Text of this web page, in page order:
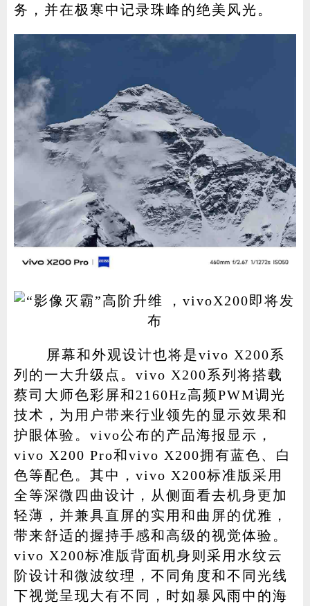
务，并在极寒中记录珠峰的绝美风光。
屏幕和外观设计也将是vivo X200系
列的一大升级点。vivo X200系列将搭载
蔡司大师色彩屏和2160Hz高频PWM调光
技术，为用户带来行业领先的显示效果和
护眼体验。vivo公布的产品海报显示，
vivo X200 Pro和vivo X200拥有蓝色、白
色等配色。其中，vivo X200标准版采用
全等深微四曲设计，从侧面看去机身更加
轻薄，并兼具直屏的实用和曲屏的优雅，
带来舒适的握持手感和高级的视觉体验。
vivo X200标准版背面机身则采用水纹云
阶设计和微波纹理，不同角度和不同光线
下视觉呈现大有不同，时如暴风雨中的海